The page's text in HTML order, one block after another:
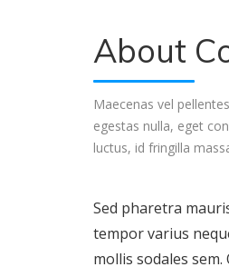
About
Maecenas vel
egestas nulla, eget
luctus, id fringilla
Sed pharetra
tempor varius
mollis sodales